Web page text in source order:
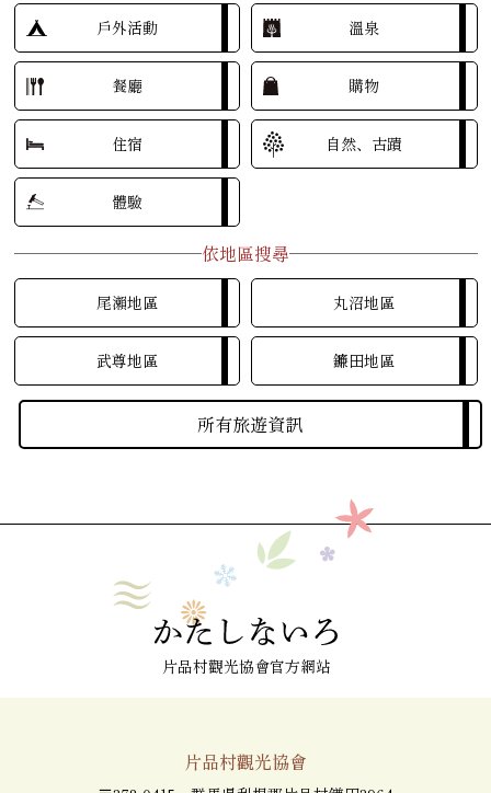
戶外活動 溫泉
住宿 自然、古蹟
餐廳 購物
體驗
依地區搜尋
尾瀨地區 丸沼地區
武尊地區 鐮田地區
所有旅遊資訊
片品村觀光協會官方網站
片品村觀光協會